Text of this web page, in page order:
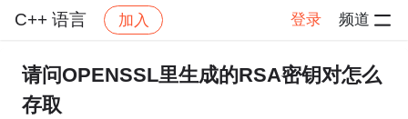
C++ 语言 加入 登录 频道
社区 C++ 语言 帖子详情
请问OPENSSL里生成的RSA密钥对怎么
存取